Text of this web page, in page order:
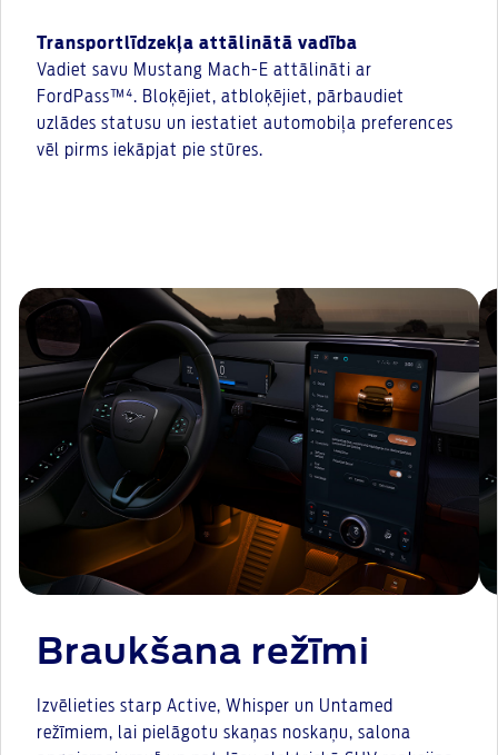
Transportlīdzekļa attālinātā vadība
Vadiet savu Mustang Mach-E attālināti ar
FordPass™⁴. Bloķējiet, atbloķējiet, pārbaudiet
uzlādes statusu un iestatiet automobiļa preferences
vēl pirms iekāpjat pie stūres.
Braukšana režīmi
Izvēlieties starp Active, Whisper un Untamed
režīmiem, lai pielāgotu skaņas noskaņu, salona